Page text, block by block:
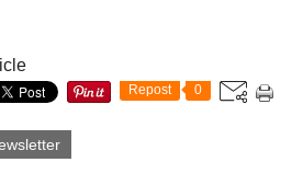
Repost 0